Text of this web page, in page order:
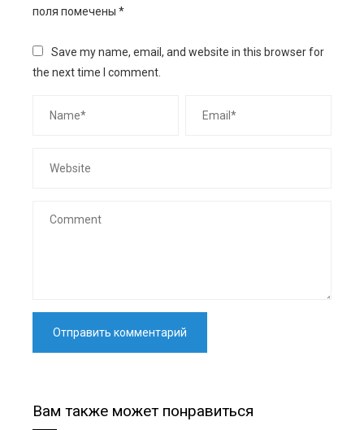
поля помечены *
Save my name, email, and website in this browser for
the next time I comment.
Вам также может понравиться